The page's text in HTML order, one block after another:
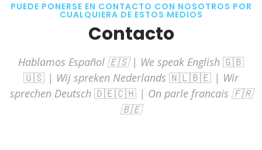
PUEDE PONERSE EN CONTACTO CON NOSOTROS POR
CUALQUIERA DE ESTOS MEDIOS
Contacto
Hablamos Español 🇪🇸 | We speak English 🇬🇧
🇺🇸 | Wij spreken Nederlands 🇳🇱🇧🇪 | Wir
sprechen Deutsch 🇩🇪🇨🇭| On parle francais 🇫🇷
🇧🇪